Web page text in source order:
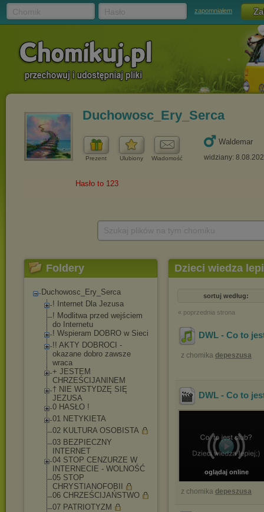
zapomniałem
Duchowosc_Ery_Serca
Prezent Ulubiony Wiadomość
Waldemar
widziany:
Foldery
Duchowosc_Ery_Serca
! Internet Dla Jezusa
! Modlitwa przed wejściem
do Internetu
! Wspieram DOBRO w Sieci
!! AKTY DOBROCI -
okazane dobro zawsze
wraca
+ JESTEM
CHRZEŚCIJANINEM
† NIE WSTYDZĘ SIĘ
JEZUSA
0 HASŁO !
01 NETYKIETA
02 KULTURA OSOBISTA
03 BEZPIECZNY
INTERNET
04 STOP CENZURZE W
INTERNECIE - WOLNOŚĆ
05 STOP
CHRYSTIANOFOBII
06 CHRZEŚCIJAŃSTWO
07 PATRIOTYZM
Dzieci wiedza
sortuj według:
« poprzednia strona
DWL - Co to
z chomika depeszusa
DWL - Co to
oglądaj online
z chomika depeszusa